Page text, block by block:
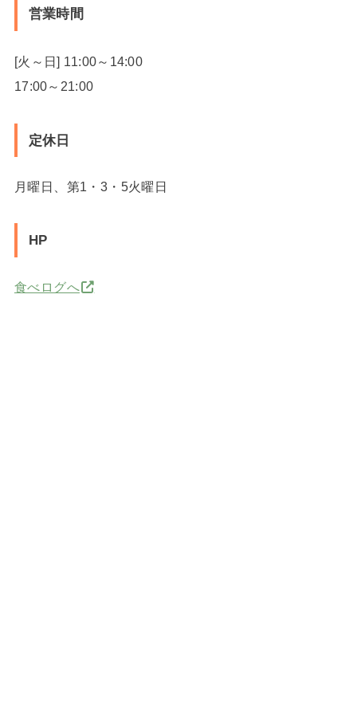
営業時間
[火～日] 11:00～14:00
17:00～21:00
定休日
月曜日、第1・3・5火曜日
HP
食べログへ